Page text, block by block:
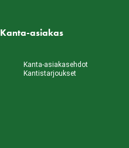
Kanta-asiakas
Kanta-asiakasehdot
Kantistarjoukset